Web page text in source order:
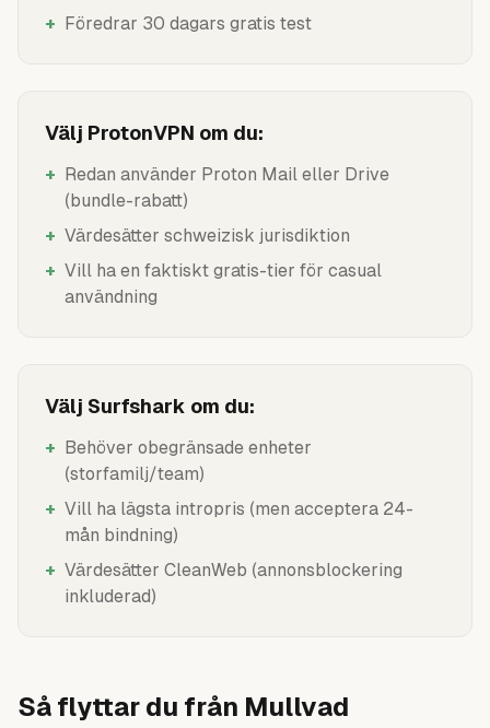
+ Föredrar 30 dagars gratis test
Välj ProtonVPN om du:
+ Redan använder Proton Mail eller Drive
(bundle-rabatt)
+ Värdesätter schweizisk jurisdiktion
+ Vill ha en faktiskt gratis-tier för casual
användning
Välj Surfshark om du:
+ Behöver obegränsade enheter
(storfamilj/team)
+ Vill ha lägsta intropris (men acceptera 24-
mån bindning)
+ Värdesätter CleanWeb (annonsblockering
inkluderad)
Så flyttar du från Mullvad